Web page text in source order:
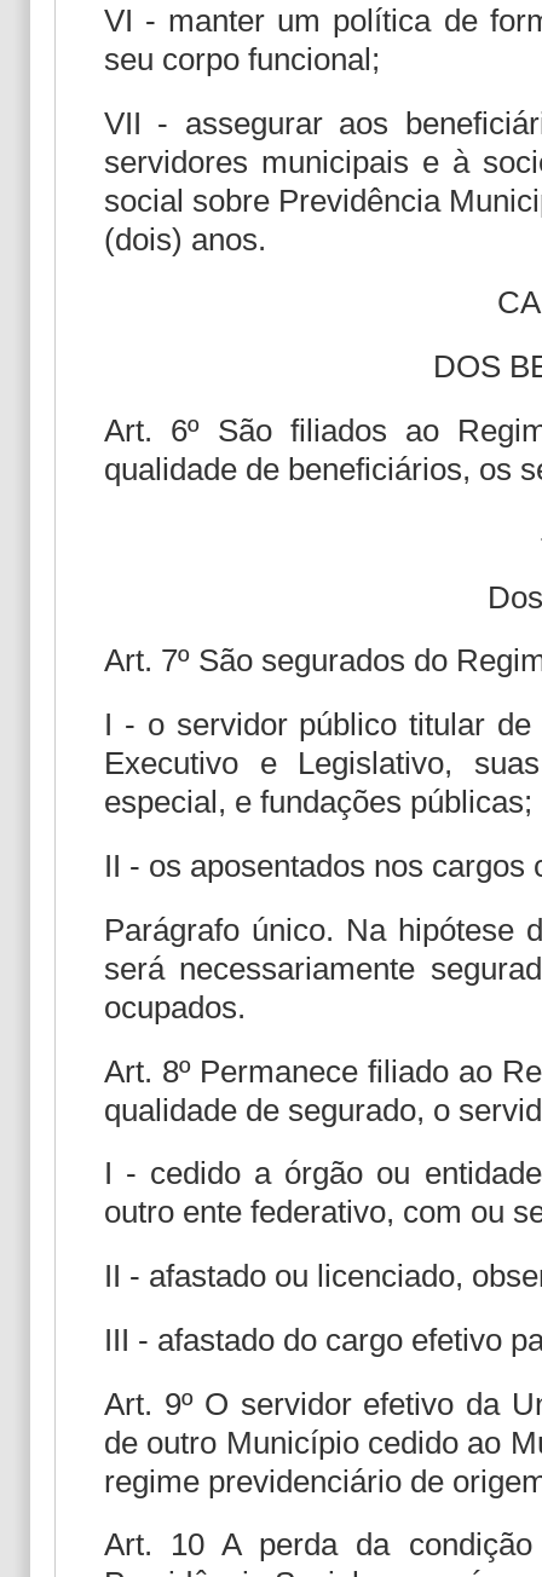
VI - manter um política de
seu corpo funcional;
VII - assegurar aos
servidores municipais e à
social sobre Previdência
(dois) anos.
DOS
Art. 6º São filiados ao
qualidade de beneficiários, os
Art. 7º São segurados do
I - o servidor público titular
Executivo e Legislativo,
especial, e fundações públicas;
II - os aposentados nos cargos
Parágrafo único. Na hipótese
será necessariamente
ocupados.
Art. 8º Permanece filiado ao
qualidade de segurado, o
I - cedido a órgão ou
outro ente federativo, com ou
II - afastado ou licenciado,
III - afastado do cargo efetivo
Art. 9º O servidor efetivo da
de outro Município cedido ao
regime previdenciário de
Art. 10 A perda da